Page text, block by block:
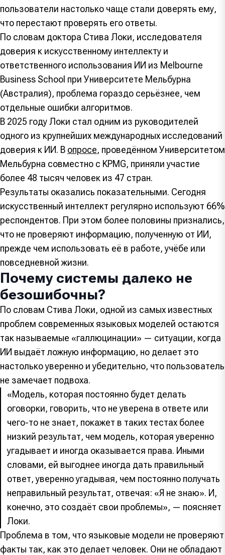
пользователи настолько чаще стали доверять ему,
что перестают проверять его ответы.
По словам доктора Стива Локи, исследователя
доверия к искусственному интеллекту и
ответственного использования ИИ из Melbourne
Business School при Университете Мельбурна
(Австралия), проблема гораздо серьёзнее, чем
отдельные ошибки алгоритмов.
В 2025 году Локи стал одним из руководителей
одного из крупнейших международных исследований
доверия к ИИ. В опросе, проведённом Университетом
Мельбурна совместно с KPMG, приняли участие
более 48 тысяч человек из 47 стран.
Результаты оказались показательными. Сегодня
искусственный интеллект регулярно используют 66%
респондентов. При этом более половины признались,
что не проверяют информацию, полученную от ИИ,
прежде чем использовать её в работе, учёбе или
повседневной жизни.
Почему системы далеко не
безошибочны?
По словам Стива Локи, одной из самых известных
проблем современных языковых моделей остаются
так называемые «галлюцинации» — ситуации, когда
ИИ выдаёт ложную информацию, но делает это
настолько уверенно и убедительно, что пользователь
не замечает подвоха.
«Модель, которая постоянно будет делать
оговорки, говорить, что не уверена в ответе или
чего-то не знает, покажет в таких тестах более
низкий результат, чем модель, которая уверенно
угадывает и иногда оказывается права. Иными
словами, ей выгоднее иногда дать правильный
ответ, уверенно угадывая, чем постоянно получать
неправильный результат, отвечая: «Я не знаю». И,
конечно, это создаёт свои проблемы», — поясняет
Локи.
Проблема в том, что языковые модели не проверяют
факты так, как это делает человек. Они не обладают